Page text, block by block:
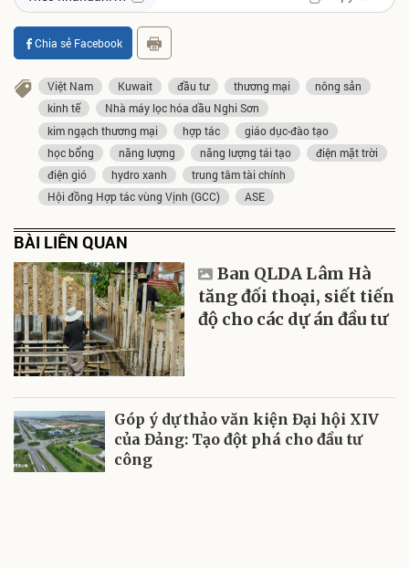
Chia sẻ Facebook
Việt Nam Kuwait đầu tư thương mại
nông sản
kinh tế
Nhà máy lọc hóa dầu Nghi Sơn
kim ngạch thương mại
hợp tác
giáo dục-đào tạo
học bổng
năng lượng năng lượng tái tạo
điện mặt trời
điện gió
hydro xanh
trung tâm tài chính
Hội đồng Hợp tác vùng Vịnh (GCC)
ASE
BÀI LIÊN QUAN
Ban QLDA Lâm Hà
tăng đối thoại, siết tiến
độ cho các dự án đầu tư
Góp ý dự thảo văn kiện Đại hội XIV
của Đảng: Tạo đột phá cho đầu tư
công